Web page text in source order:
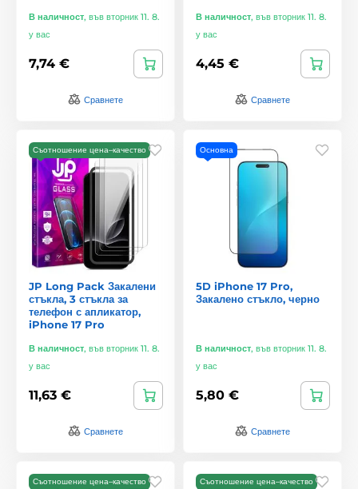
В наличност, във вторник 11. 8.
у вас
7,74 €
Сравнете
В наличност, във вторник 11. 8.
у вас
4,45 €
Сравнете
Съотношение цена–качество
JP Long Pack Закалени
стъкла, 3 стъкла за
телефон с апликатор,
iPhone 17 Pro
В наличност, във вторник 11. 8.
у вас
11,63 €
Сравнете
Основна
5D iPhone 17 Pro,
Закалено стъкло, черно
В наличност, във вторник 11. 8.
у вас
5,80 €
Сравнете
Съотношение цена–качество Съотношение цена–качество